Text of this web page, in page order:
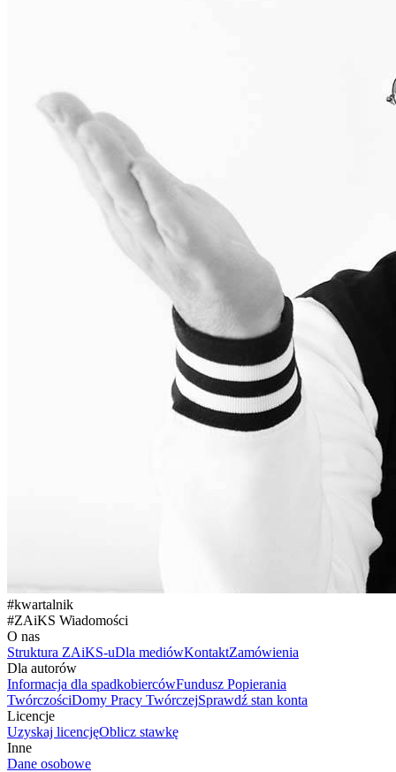
#kwartalnik
#ZAiKS Wiadomości
O nas
Struktura ZAiKS-uDla mediówKontaktZamówienia
Dla autorów
Informacja dla spadkobiercówFundusz Popierania
TwórczościDomy Pracy TwórczejSprawdź stan konta
Licencje
Uzyskaj licencjęOblicz stawkę
Inne
Dane osobowe